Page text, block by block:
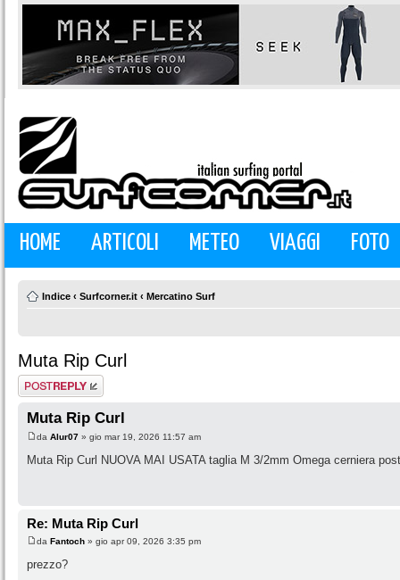
HOME ARTICOLI METEO VIAGGI FOTO
Indice ‹ Surfcorner.it ‹ Mercatino Surf
Muta Rip Curl
Rispondi al
messaggio
Muta Rip Curl
da Alur07 » gio mar 19, 2026 11:57 am
Muta Rip Curl NUOVA MAI USATA taglia M 3/2mm Omega cerniera
Re: Muta Rip Curl
da Fantoch » gio apr 09, 2026 3:35 pm
prezzo?